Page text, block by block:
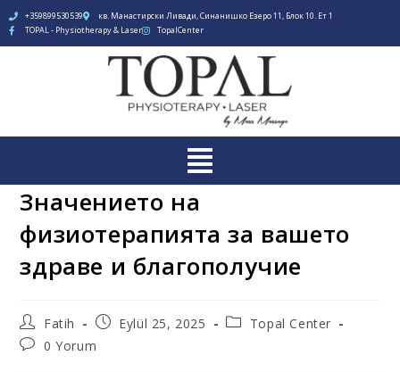
+359899530539
кв. Манастирски Ливади, Синанишко Езеро 11, Блок 10. Ет 1
TOPAL - Physiotherapy & Laser
TopalCenter
Значението на
физиотерапията за вашето
здраве и благополучие
Fatih Eylül 25, 2025
Topal Center
0 Yorum